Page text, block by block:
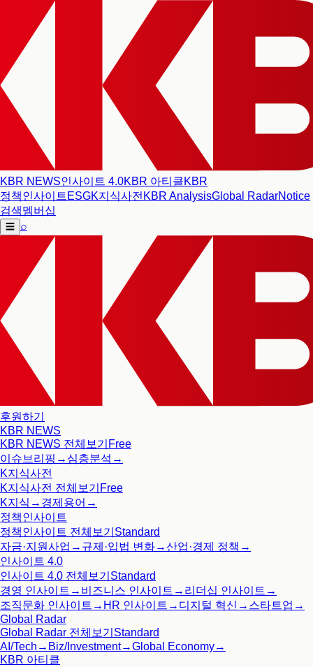
KBR NEWS인사이트 4.0KBR 아티클KBR
정책인사이트 ESGK지식사전 KBR AnalysisGlobal RadarNotice
검색멤버십
☰ ⌕
후원하기
KBR NEWS
KBR NEWS 전체보기 Free
이슈브리핑 → 심층분석 →
K지식사전
K지식사전 전체보기 Free
K지식 → 경제용어 →
정책인사이트
정책인사이트 전체보기 Standard
자금·지원사업 → 규제·입법 변화→산업·경제 정책 →
인사이트 4.0
인사이트 4.0 전체보기 Standard
경영 인사이트 → 비즈니스 인사이트 → 리더십 인사이트 →
조직문화 인사이트 → HR 인사이트 → 디지털 혁신 → 스타트업 →
Global Radar
Global Radar 전체보기 Standard
AI/Tech → Biz/Investment→Global Economy→
KBR 아티클